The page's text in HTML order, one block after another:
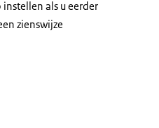
als u eerder
zienswijze